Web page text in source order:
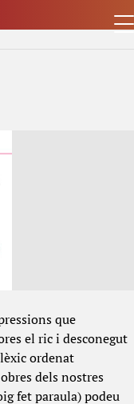
que
el ric i desconegut
ordenat
dels nostres
fet paraula) podeu